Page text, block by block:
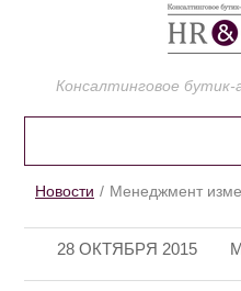
Консалтинговое
Новости Менеджмент
28 ОКТЯБРЯ 2015